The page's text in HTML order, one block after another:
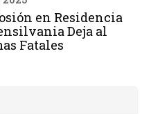
en Residencia
Deja al
Fatales